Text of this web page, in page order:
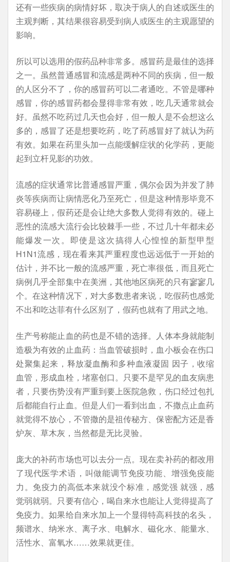
还有一些疾病的病情好坏，取决于病人的自述或医生的
主观判断，其结果很容易受到病人或医生的主观愿望的
影响。
所以可以选用的假药品种非常多。感冒药是最佳的选择
之一。虽然普通感冒和流感是两种不同的疾病，但一般
的人区分不了，你的感冒药可以二者通吃。不管是哪种
感冒，你的感冒药都会显得非常有效，吃几天通常就会
好。虽然不吃药过几天也会好，但一般人是不会想这么
多的，感冒了还是想要吃药，吃了药感冒好了就认为药
有效。如果在药里头加一点能缓解症状的化学药，更能
起到立杆见影的功效。
流感的症状通常比普通感冒严重，偶尔会因为并发了肺
炎等疾病而让病情恶化乃至死亡，但是这种情形毕竟不
容易碰上，假药还是会让绝大多数人觉得有效的。碰上
恶性的流感大流行会比较棘手一些，不过几十年都未必
能爆发一次。即使是这次搞得人心惶惶的新型甲型
H1N1流感，现在看来其严重程度也远远低于一开始的
估计，并不比一般的流感严重，死亡率很低，而且死亡
病例几乎全部集中在美洲，其他地区病死的只有寥寥几
个。在这种情况下，对大多数患者来说，吃假药也感觉
不出和吃达菲有什么区别了，假药也就有了用武之地。
生产号称能止血的药也是不错的选择。人体本身就能制
造极为有效的止血药：当血管破损时，血小板会在伤口
处聚集起来，释放凝血酶和多种血液凝固 因子，收缩
血管，形成血栓，堵塞创口。只要不是罕见的血友病患
者，只要伤势没有严重到要上医院急救，伤口经过包扎
后都能自行止血。但是人们一看到出血，不撒点止血药
就觉得不放心，不管撒的是祖传秘方、保密配方还是香
炉灰、草木灰，当然都是无比灵验。
庞大的补药市场也可以去分一点。现在卖补药的都改用
了现代医学术语，叫做能调节免疫功能、增强免疫能
力。免疫力的高低本来就没个标准，感觉强 就强，感
觉弱就弱。只要有信心，喝自来水也能让人觉得提高了
免疫力。如果给自来水加上一个显得特高科技的名头，
频谱水、纳米水、离子水、电解水、磁化水、能量水、
活性水、富氧水……效果就更佳。